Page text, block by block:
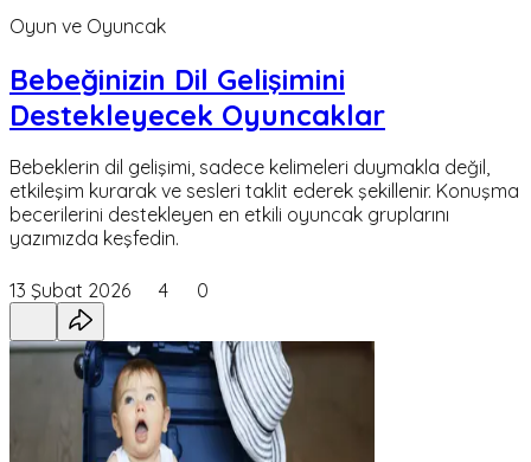
Oyun ve Oyuncak
Bebeğinizin Dil Gelişimini
Destekleyecek Oyuncaklar
Bebeklerin dil gelişimi, sadece kelimeleri duymakla değil,
etkileşim kurarak ve sesleri taklit ederek şekillenir. Konuşma
becerilerini destekleyen en etkili oyuncak gruplarını
yazımızda keşfedin.
13 Şubat 2026 4 0